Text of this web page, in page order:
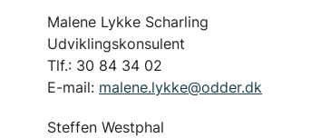
Malene Lykke Scharling
Udviklingskonsulent
Tlf.: 30 84 34 02
E-mail: malene.lykke@odder.dk
Steffen Westphal